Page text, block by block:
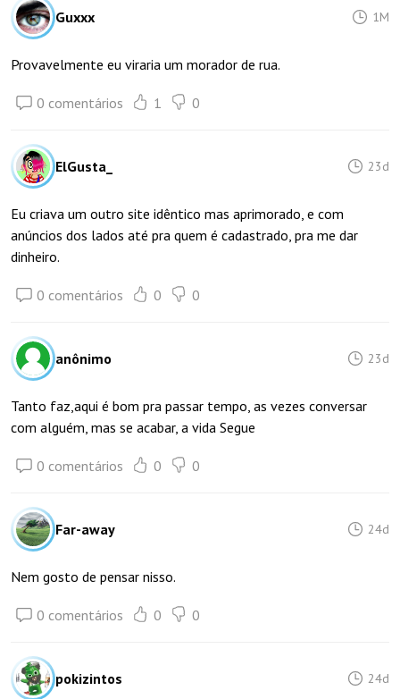
Guxxx 1M
Provavelmente eu viraria um morador de rua.
0 comentários 1 0
ElGusta_ 23d
Eu criava um outro site idêntico mas aprimorado, e com
anúncios dos lados até pra quem é cadastrado, pra me dar
dinheiro.
0 comentários 0 0
anônimo 23d
Tanto faz,aqui é bom pra passar tempo, as vezes conversar
com alguém, mas se acabar, a vida Segue
0 comentários 0 0
Far-away 24d
Nem gosto de pensar nisso.
0 comentários 0 0
pokizintos 24d